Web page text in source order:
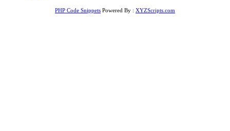
PHP Code Snippets Powered By : XYZScripts.com